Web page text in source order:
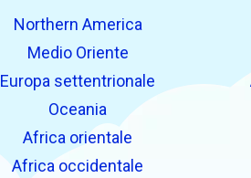
Northern America
Medio Oriente
Europa settentrionale
Oceania
Africa orientale
Africa occidentale